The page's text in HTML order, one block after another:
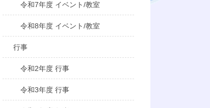
令和7年度 イベント/教室
令和8年度 イベント/教室
行事
令和2年度 行事
令和3年度 行事